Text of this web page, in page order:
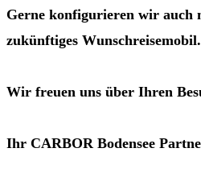
Gerne konfigurieren wir auch
zukünftiges Wunschreisemobil.
Wir freuen uns über Ihren
Ihr CARBOR Bodensee